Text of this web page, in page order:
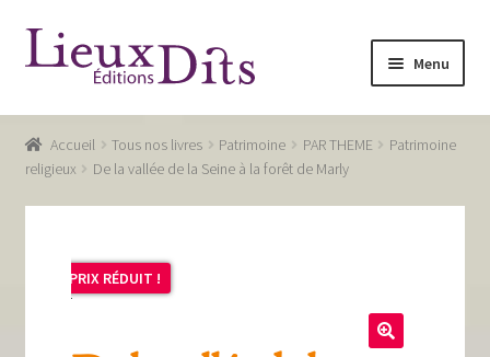
Aller
à
navigation
Aller
au
Menu
Accueil
Commande
Conditions générales de vente
Glossaire
Accueil Tous nos livres Patrimoine PAR THEME
Patrimoine
religieux
De la vallée de la Seine à la forêt de Marly
PRIX RÉDUIT !